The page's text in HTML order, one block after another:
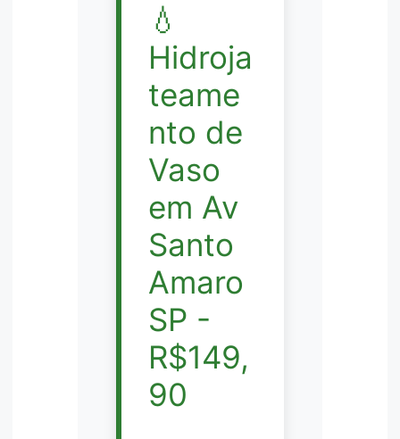
💧
Hidroja
teame
nto de
Vaso
em Av
Santo
Amaro
SP -
R$149,
90